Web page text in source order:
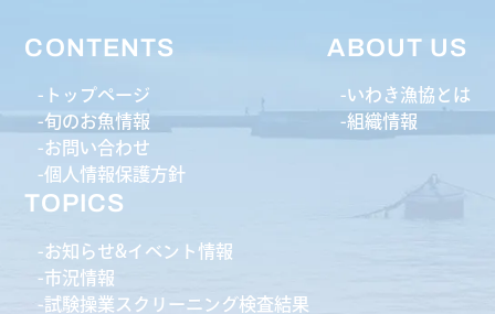
CONTENTS
トップページ
旬のお魚情報
お問い合わせ
個人情報保護方針
ABOUT US
いわき漁協とは
組織情報
TOPICS
お知らせ&イベント情報
市況情報
試験操業スクリーニング検査結果